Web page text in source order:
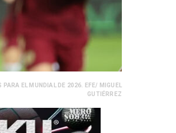
EL MUNDIAL DE 2026. EFE/ MIGUEL
GUTIÉRREZ